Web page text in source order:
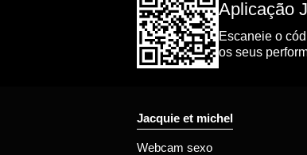
Aplicação
Escaneie o
os seus
Jacquie et michel
Webcam sexo